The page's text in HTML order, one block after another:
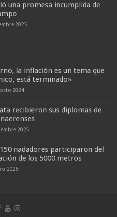
una promesa incumplida de
2025
la inflación es un tema que
está terminado»
2024
recibieron sus diplomas de
2025
nadadores participaron del
de los 5000 metros
2026